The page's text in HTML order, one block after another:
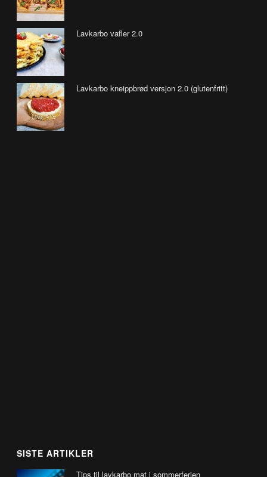
Lavkarbo vafler 2.0
Lavkarbo kneippbrød versjon 2.0 (glutenfritt)
SISTE ARTIKLER
Tips til lavkarbo mat i sommerferien